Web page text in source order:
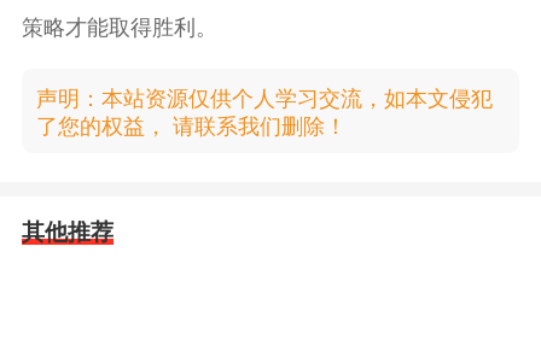
策略才能取得胜利。
声明：本站资源仅供个人学习交流，如本文侵犯
了您的权益， 请联系我们删除！
其他推荐